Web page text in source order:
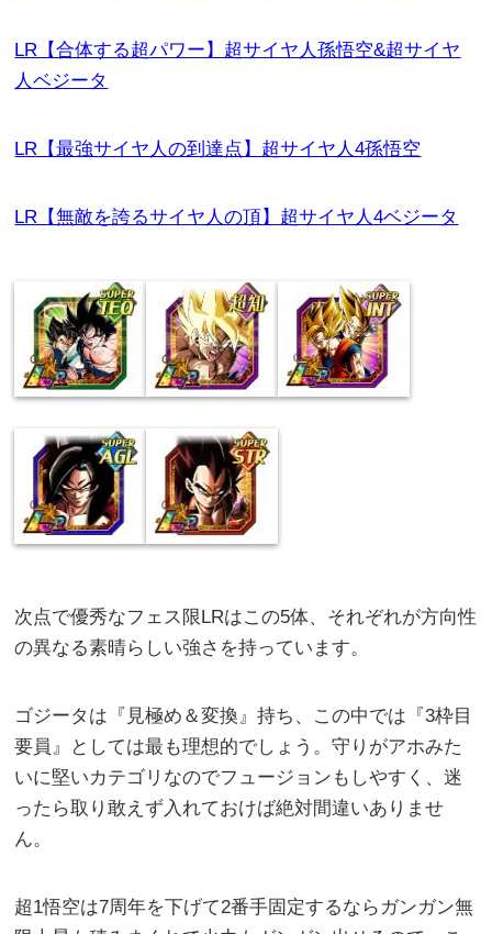
LR【合体する超パワー】超サイヤ人孫悟空&超サイヤ
人ベジータ
LR【最強サイヤ人の到達点】超サイヤ人4孫悟空
LR【無敵を誇るサイヤ人の頂】超サイヤ人4ベジータ
次点で優秀なフェス限LRはこの5体、それぞれが方向性
の異なる素晴らしい強さを持っています。
ゴジータは『見極め＆変換』持ち、この中では『3枠目
要員』としては最も理想的でしょう。守りがアホみた
いに堅いカテゴリなのでフュージョンもしやすく、迷
ったら取り敢えず入れておけば絶対間違いありませ
ん。
超1悟空は7周年を下げて2番手固定するならガンガン無